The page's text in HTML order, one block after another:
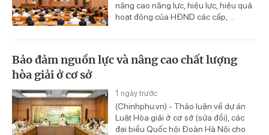
nâng cao năng lực, hiệu lực, hiệu quả
hoạt động của HĐND các cấp, ...
Bảo đảm nguồn lực và nâng cao chất lượng
hòa giải ở cơ sở
1 ngày trước
(Chinhphu.vn) - Thảo luận về dự án
Luật Hòa giải ở cơ sở (sửa đổi), các
đại biểu Quốc hội Đoàn Hà Nội cho